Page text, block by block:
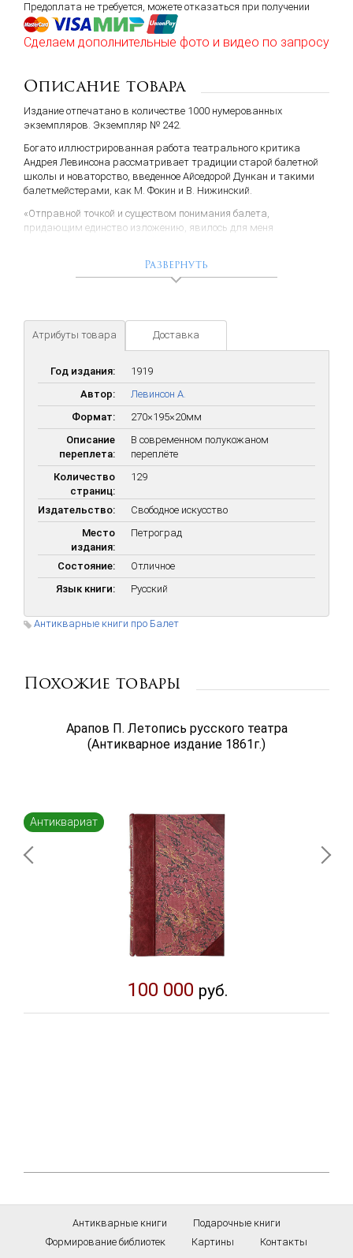
Предоплата не требуется, можете отказаться при получении
Сделаем дополнительные фото и видео по запросу
Описание товара
Издание отпечатано в количестве 1000 нумерованных
экземпляров. Экземпляр № 242.
Богато иллюстрированная работа театрального критика
Андрея Левинсона рассматривает традиции старой балетной
школы и новаторство, введенное Айседорой Дункан и такими
балетмейстерами, как М. Фокин и В. Нижинский.
«Отправной точкой и существом понимания балета,
придающим единство изложению, явилось для меня
Развернуть
Атрибуты товара Доставка
Год издания:
1919
Автор:
Левинсон А.
Формат:
270×195×20мм
Описание
переплета:
В современном полукожаном
переплёте
Количество
страниц:
129
Издательство:
Свободное искусство
Место
издания:
Петроград
Состояние:
Отличное
Язык книги:
Русский
Антикварные книги про Балет
Похожие товары
Арапов П. Летопись русского театра
(Антикварное издание 1861г.)
Антиквариат
100 000 руб.
Антикварные книги
Подарочные книги
Формирование библиотек
Картины Контакты